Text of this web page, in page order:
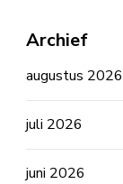
Archief
augustus 2026
juli 2026
juni 2026